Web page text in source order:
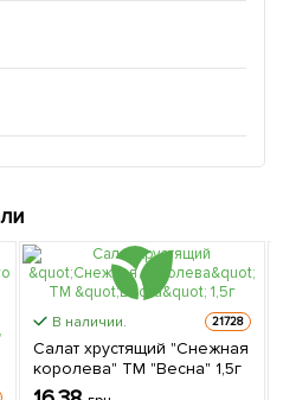
В наличии. 21728
Салат хрустящий "Снежная
королева" ТМ "Весна" 1,5г